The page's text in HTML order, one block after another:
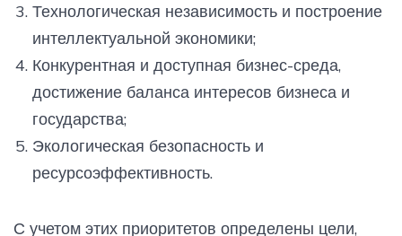
Технологическая независимость и построение
интеллектуальной экономики;
Конкурентная и доступная бизнес-среда,
достижение баланса интересов бизнеса и
государства;
Экологическая безопасность и
ресурсоэффективность.
С учетом этих приоритетов определены цели,